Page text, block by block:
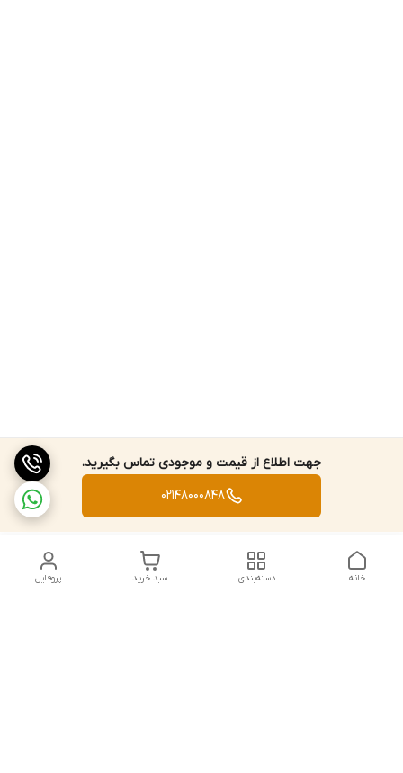
جهت اطلاع از قیمت و موجودی تماس بگیرید.
02148000848
پروفایل سبد خرید دسته‌بندی خانه